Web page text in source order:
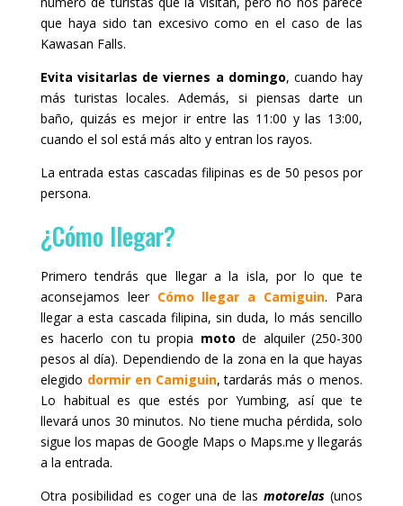
que haya sido tan excesivo como en el caso de las
Kawasan Falls.
Evita visitarlas de viernes a domingo, cuando hay
más turistas locales. Además, si piensas darte un
baño, quizás es mejor ir entre las 11:00 y las 13:00,
cuando el sol está más alto y entran los rayos.
La entrada estas cascadas filipinas es de 50 pesos por
persona.
¿Cómo llegar?
Primero tendrás que llegar a la isla, por lo que te
aconsejamos leer Cómo llegar a Camiguin. Para
llegar a esta cascada filipina, sin duda, lo más sencillo
es hacerlo con tu propia moto de alquiler (250-300
pesos al día). Dependiendo de la zona en la que hayas
elegido dormir en Camiguin, tardarás más o menos.
Lo habitual es que estés por Yumbing, así que te
llevará unos 30 minutos. No tiene mucha pérdida, solo
sigue los mapas de Google Maps o Maps.me y llegarás
a la entrada.
Otra posibilidad es coger una de lasmotorelas (unos